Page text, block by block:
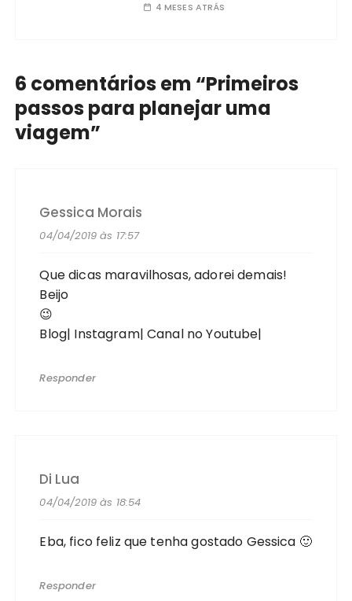
4 MESES ATRÁS
6 comentários em “Primeiros
passos para planejar uma
viagem”
Gessica Morais
04/04/2019 às 17:57
Que dicas maravilhosas, adorei demais!
Beijo
😉
Blog| Instagram|Canal no Youtube|
Responder
Di Lua
04/04/2019 às 18:54
Eba, fico feliz que tenha gostado Gessica 🙂
Responder